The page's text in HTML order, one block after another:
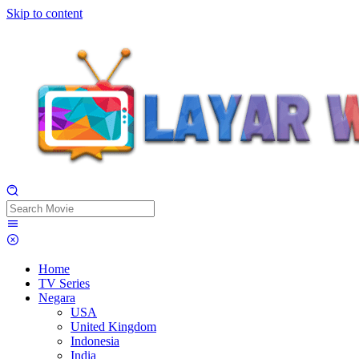
Skip to content
Home
TV Series
Negara
USA
United Kingdom
Indonesia
India